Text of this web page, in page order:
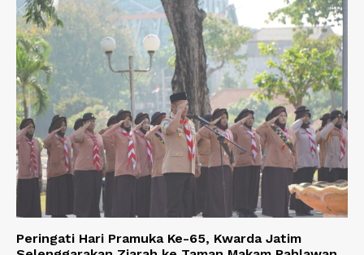
Peringati Hari Pramuka Ke-65, Kwarda Jatim